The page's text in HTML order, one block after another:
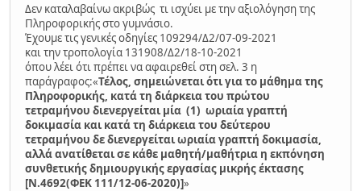
Δεν καταλαβαίνω ακριβώς τι ισχύει με την αξιολόγηση της
Πληροφορικής στο γυμνάσιο.
Έχουμε τις γενικές οδηγίες 109294/Δ2/07-09-2021
και την τροπολογία 131908/Δ2/18-10-2021
όπου λέει ότι πρέπει να αφαιρεθεί στη σελ. 3 η
παράγραφος:«Τέλος, σημειώνεται ότι για το μάθημα της
Πληροφορικής, κατά τη διάρκεια του πρώτου
τετραμήνου διενεργείται μία (1) ωριαία γραπτή
δοκιμασία και κατά τη διάρκεια του δεύτερου
τετραμήνου δε διενεργείται ωριαία γραπτή δοκιμασία,
αλλά ανατίθεται σε κάθε μαθητή/μαθήτρια η εκπόνηση
συνθετικής δημιουργικής εργασίας μικρής έκτασης
[Ν.4692(ΦΕΚ 111/12-06-2020)]»